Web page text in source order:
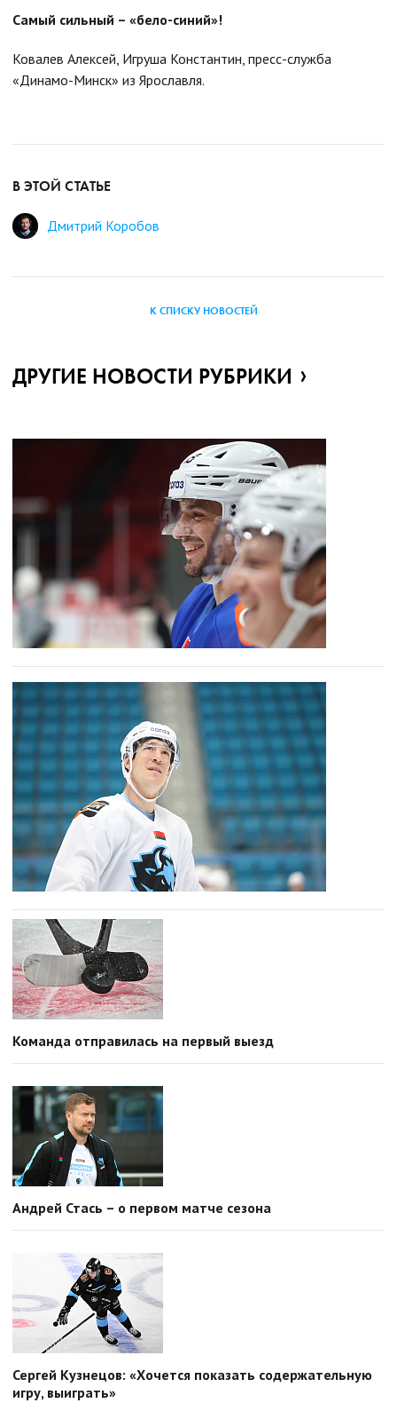
Самый сильный – «бело-синий»!
Ковалев Алексей, Игруша Константин, пресс-служба
«Динамо-Минск» из Ярославля.
В ЭТОЙ СТАТЬЕ
Дмитрий Коробов
К СПИСКУ НОВОСТЕЙ
ДРУГИЕ НОВОСТИ РУБРИКИ
Команда отправилась на первый выезд
Андрей Стась – о первом матче сезона
Сергей Кузнецов: «Хочется показать содержательную
игру, выиграть»